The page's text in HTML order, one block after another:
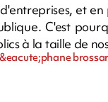
et
C'est
à la taille de